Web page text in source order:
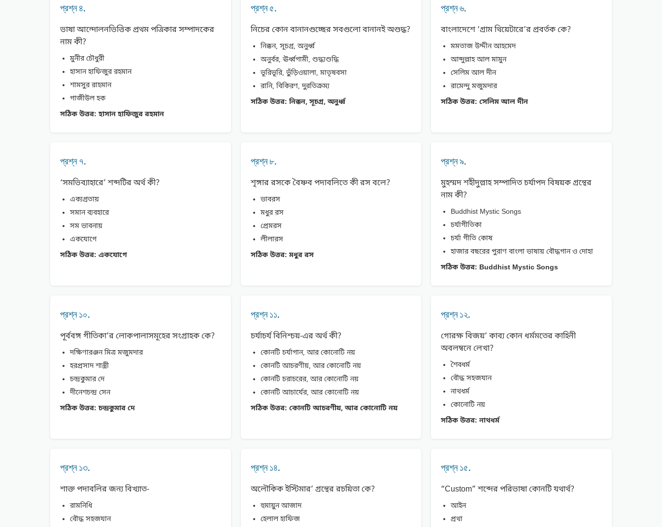
প্রশ্ন ৪.
ভাষা আন্দোলনভিত্তিক প্রথম পত্রিকার সম্পাদকের
নাম কী?
মুনীর চৌধুরী
হাসান হাফিজুর রহমান
শামসুর রাহমান
গাজীউল হক
সঠিক উত্তর: হাসান হাফিজুর রহমান
প্রশ্ন ৫.
নিচের কোন বানানগুচ্ছের সবগুলো বানানই অশুদ্ধ?
নিক্কন, সূচগ্র, অনুর্ধ্ব
অনুর্বর, ঊর্ধ্বগামী, শুদ্ধ্যশুদ্ধি
ভূরিভূরি, ভুঁড়িওয়ালা, মাতৃষবসা
রানি, বিকিরণ, দুরতিক্রম্য
সঠিক উত্তর: নিক্কন, সূচগ্র, অনুর্ধ্ব
প্রশ্ন ৬.
বাংলাদেশে ‘গ্রাম থিয়েটারে’র প্রবর্তক কে?
মমতাজ উদ্দীন আহমেদ
আব্দুল্লাহ আল মামুন
সেলিম আল দীন
রামেন্দু মজুমদার
সঠিক উত্তর: সেলিম আল দীন
প্রশ্ন ৭.
‘সমভিব্যাহারে’ শব্দটির অর্থ কী?
এক্যগ্রতায়
সমান ব্যবহারে
সম ভাবনায়
একযোগে
সঠিক উত্তর: একযোগে
প্রশ্ন ৮.
শৃঙ্গার রসকে বৈষ্ণব পদাবলিতে কী রস বলে?
ভাবরস
মধুর রস
প্রেমরস
লীলারস
সঠিক উত্তর: মধুর রস
প্রশ্ন ৯.
মুহম্মদ শহীদুল্লাহ সম্পাদিত চর্যাপদ বিষয়ক গ্রন্থের
নাম কী?
Buddhist Mystic Songs
চর্যাগীতিকা
চর্যা গীতি কোষ
হাজার বছরের পুরাণ বাংলা ভাষায় বৌদ্ধগান ও দোহা
সঠিক উত্তর: Buddhist Mystic Songs
প্রশ্ন ১০.
পূর্ববঙ্গ গীতিকা’র লোকপালাসমূহের সংগ্রাহক কে?
দক্ষিণারঞ্জন মিত্র মজুমদার
হরপ্রসাদ শাস্ত্রী
চন্দ্রকুমার দে
দীনেশচন্দ্র সেন
সঠিক উত্তর: চন্দ্রকুমার দে
প্রশ্ন ১১.
চর্যাচর্য বিনিশ্চয়-এর অর্থ কী?
কোনটি চর্যাগান, আর কোনোটি নয়
কোনটি আচরণীয়, আর কোনোটি নয়
কোনটি চরাচরের, আর কোনোটি নয়
কোনটি আচার্যের, আর কোনোটি নয়
সঠিক উত্তর: কোনটি আচরণীয়, আর কোনোটি নয়
প্রশ্ন ১২.
গোরক্ষ বিজয়’ কাব্য কোন ধর্মমতের কাহিনী
অবলম্বনে লেখা?
শৈবধর্ম
বৌদ্ধ সহজযান
নাথধর্ম
কোনোটি নয়
সঠিক উত্তর: নাথধর্ম
প্রশ্ন ১৩.
শাক্ত পদাবলির জন্য বিখ্যাত-
রামনিধি
বৌদ্ধ সহজযান
প্রশ্ন ১৪.
অলৌকিক ইস্টিমার’ গ্রন্থের রচয়িতা কে?
হুমায়ুন আজাদ
হেলাল হাফিজ
প্রশ্ন ১৫.
“Custom” শব্দের পরিভাষা কোনটি যথার্থ?
আইন
প্রথা